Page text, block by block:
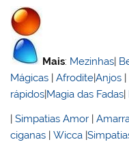
Mais: Mezinhas
Mágicas |Afrodite|Anjos
rápidos Magia das Fadas
|Simpatias Amor |
ciganas |Wicca |